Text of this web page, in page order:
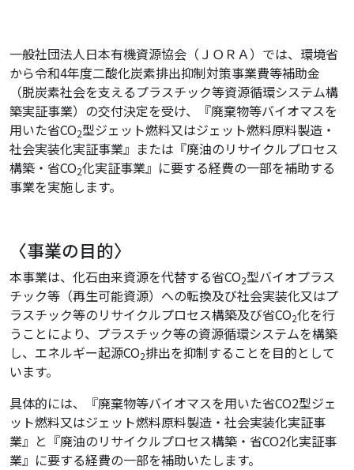
一般社団法人日本有機資源協会（ＪＯＲＡ）では、環境省
から令和4年度二酸化炭素排出抑制対策事業費等補助金
（脱炭素社会を支えるプラスチック等資源循環システム構
築実証事業）の交付決定を受け、『廃棄物等バイオマスを
用いた省CO2型ジェット燃料又はジェット燃料原料製造・
社会実装化実証事業』または『廃油のリサイクルプロセス
構築・省CO2化実証事業』に要する経費の一部を補助する
事業を実施します。
〈事業の目的〉
本事業は、化石由来資源を代替する省CO2型バイオプラス
チック等（再生可能資源）への転換及び社会実装化又はプ
ラスチック等のリサイクルプロセス構築及び省CO2化を行
うことにより、プラスチック等の資源循環システムを構築
し、エネルギー起源CO2排出を抑制することを目的として
います。
具体的には、『廃棄物等バイオマスを用いた省CO2型ジェ
ット燃料又はジェット燃料原料製造・社会実装化実証事
業』と『廃油のリサイクルプロセス構築・省CO2化実証事
業』に要する経費の一部を補助いたします。